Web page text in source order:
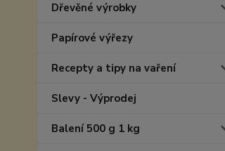
Dřevěné výrobky
Papírové výřezy
Recepty a tipy na vaření
Slevy - Výprodej
Balení 500 g 1 kg